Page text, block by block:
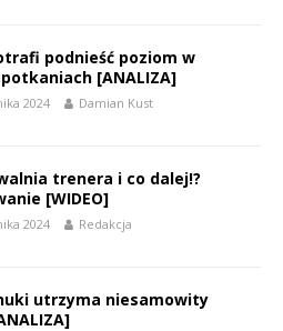
podnieść poziom w
[ANALIZA]
2024 Damian Kust
trenera i co dalej!?
[WIDEO]
2024 Redakcja
utrzyma niesamowity